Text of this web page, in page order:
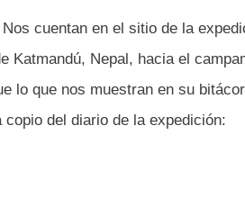
cuentan en el sitio de la
Katmandú, Nepal, hacia el
lo que nos muestran en su
del diario de la expedición: